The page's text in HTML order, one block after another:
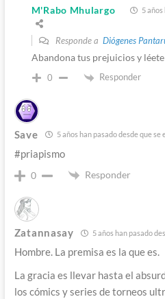
M'Rabo Mhulargo 5
Responde a Diógenes
Abandona tus prejuicios y léete
0 Responder
Save 5 años han pasado desde que se
#priapismo
0 Responder
Zatannasay 5 años han pasado
Hombre. La premisa es la que es.
La gracia es llevar hasta el
los cómics y series de torneos